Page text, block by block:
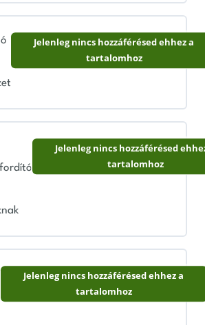
Jelenleg nincs hozzáférésed ehhez a
tartalomhoz
Jelenleg nincs hozzáférésed
tartalomhoz
Jelenleg nincs hozzáférésed ehhez a
tartalomhoz